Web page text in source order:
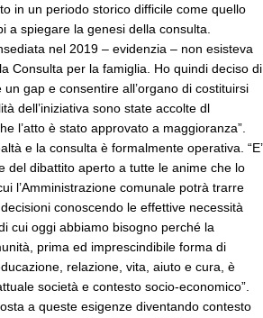
in un periodo storico difficile come quello
a spiegare la genesi della consulta.
nel 2019 – evidenzia – non esisteva
Consulta per la famiglia. Ho quindi deciso di
gap e consentire all’organo di costituirsi
dell’iniziativa sono state accolte dl
l’atto è stato approvato a maggioranza”.
e la consulta è formalmente operativa. “E’
del dibattito aperto a tutte le anime che lo
l’Amministrazione comunale potrà trarre
conoscendo le effettive necessità
cui oggi abbiamo bisogno perché la
prima ed imprescindibile forma di
relazione, vita, aiuto e cura, è
società e contesto socio-economico”.
a queste esigenze diventando contesto